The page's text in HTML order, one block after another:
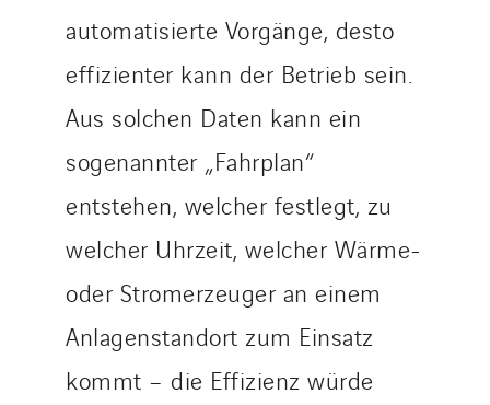
automatisierte Vorgänge, desto
effizienter kann der Betrieb sein.
Aus solchen Daten kann ein
sogenannter „Fahrplan“
entstehen, welcher festlegt, zu
welcher Uhrzeit, welcher Wärme-
oder Stromerzeuger an einem
Anlagenstandort zum Einsatz
kommt – die Effizienz würde